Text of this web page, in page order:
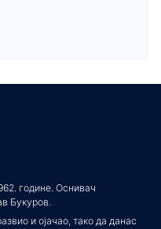
године. Оснивач
Букуров.
и ојачао, тако да данас